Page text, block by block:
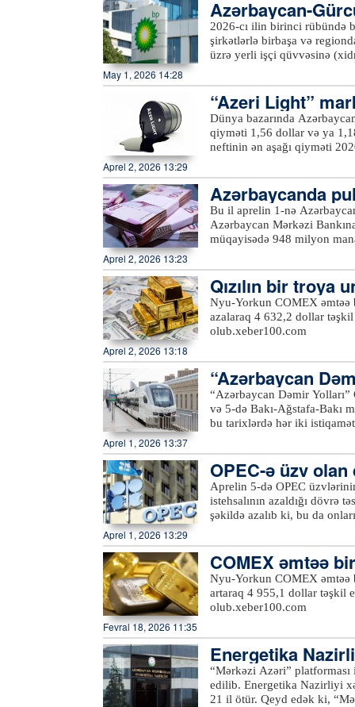
çatıb. Rüb ərzində Asiya bazarında LNG idxalı 1 faiz artaraq 66,9 milyon tona yüksəlib. Çin,
Yaponiya, Koreya
çatıb, Çinin idxalı isə 6,3
artması, Rusiyadan boru
6,9 faiz artaraq 13,4 milyon tona yüksəlib. Böyük
birinci rübdə Avropa
Regionun qlobal LNG
idxalı isə 12 faiz artaraq
saxlama tutumunun
faizə çatıb.xeber100.com
Azərbaycan-
lanıb
2026-cı ilin birinci rübündə
şirkətlərlə birbaşa və
üzrə yerli işçi qüvvəsinə
2026-cı ilin birinci rübünün
yerli tərəfdaşı olan birgə
xərcləyib. Hesabata görə, şirkət hesabat dövründə xarici podratçıların ölkə daxilində
məsrəflərinə (55 şirkət
bp-nin 169 kiçik və orta
xərcləri isə 19,6 milyon
May 1, 2026 14:28
“Azeri Light”
ar azalıb
Dünya bazarında
qiyməti 1,56 dollar və ya 1,18 faiz
neftinin ən aşağı qiyməti
Aprel 2, 2026 13:29
Azərbaycanda
şkil edib
Bu il aprelin 1-nə
Azərbaycan Mərkəzi
müqayisədə 948 milyon
Aprel 2, 2026 13:23
Qızılın bir troya
Nyu-Yorkun COMEX əmtəə
azalaraq 4 632,2 dollar
olub.xeber100.com
Aprel 2, 2026 13:18
“Azərbaycan
üzrə əlavə qatar
“Azərbaycan Dəmir
və 5-də Bakı-Ağstafa-Bakı
bu tarixlərdə hər iki istiqamətə səfərlər təşkil
əldə etmək olar. Qeyd edək
gündəlik səfərlər təşkil
Aprel 1, 2026 13:37
OPEC-ə üzv
alıb
Aprelin 5-də OPEC
istehsalının azaldığı dövrə
şəkildə azalıb ki, bu da
üzvləri fevralda dünya
həcmi 21,57 milyon barelə
Tələbin artması təklifin isə
Sudan, Nigeriya kimi
üstələyə bilmirlər. Bu
həcmli hasilatları da yoxdur. Daha çox ixrac itkisinə məruz qalan Küveyt, Səudiyyə
azaldığını göstərir. Razılaşmaya görə, OPEC ölkələri 2026-cı ilin birinci kvartalının sonuna
kimi hasilatı
Aprel 1, 2026 13:29
COMEX əmtəə
məti 49,2 dollar
Nyu-Yorkun COMEX əmtəə
artaraq 4 955,1 dollar təşkil
olub.xeber100.com
Fevral 18, 2026 11:35
Energetika
7 milyon ton neft
“Mərkəzi Azəri”
edilib. Energetika Nazirliyi xəbər verir ki, platformanın ilk neft hasilatına başlanılmasından
21 il ötür. Qeyd edək ki, “Mərkəzi Azəri” hasilat, qazma və yaşayış platforması ona körpü ilə